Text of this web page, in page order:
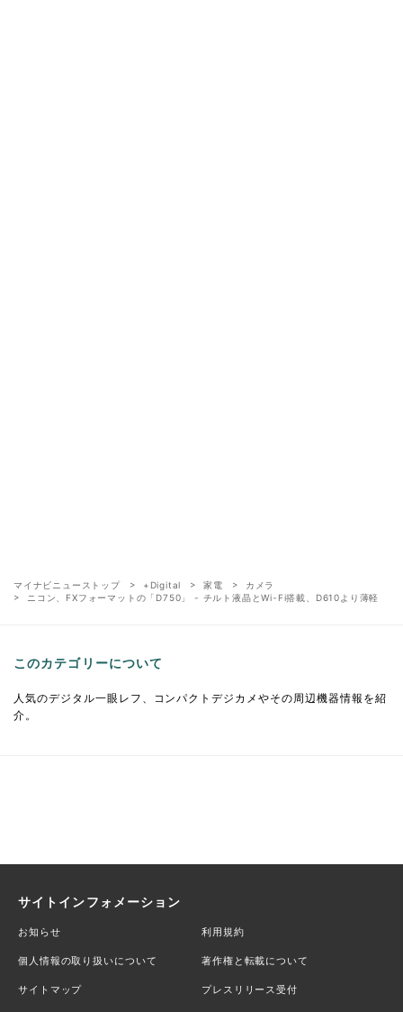
マイナビニューストップ +Digital 家電
カメラ
ニコン、FXフォーマットの「D750」 - チルト液晶とWi-Fi搭載、D610より薄軽
このカテゴリーについて
人気のデジタル一眼レフ、コンパクトデジカメやその周辺機器情報を紹
介。
サイトインフォメーション
お知らせ 利用規約
個人情報の取り扱いについて 著作権と転載について
サイトマップ プレスリリース受付